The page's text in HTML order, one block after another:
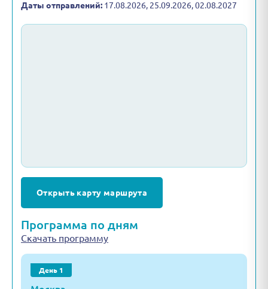
Даты отправлений: 17.08.2026, 25.09.2026, 02.08.2027
Открыть карту маршрута
Программа по дням
Скачать программу
День 1